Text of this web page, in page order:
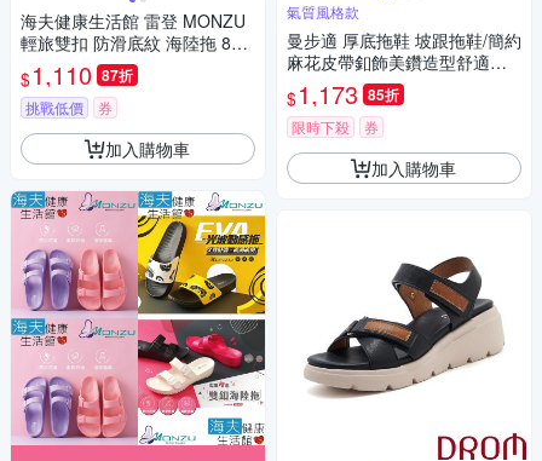
海夫健康生活館 雷登 MONZU
輕旅雙扣 防滑底紋 海陸拖 8款
顏色 任選3雙
$1,110 87折
挑戰低價 券
加入購物車
氣質風格款
曼步適 厚底拖鞋 坡跟拖鞋/簡約
麻花皮帶釦飾美鑽造型舒適坡
跟厚底拖鞋 黑
$1,173 85折
限時下殺 券
加入購物車